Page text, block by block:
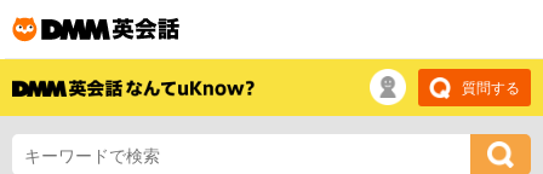
質問する